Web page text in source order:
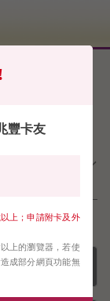
卡）
豐卡友
上；申請附卡及外
上的瀏覽器，若使
成部分網頁功能無